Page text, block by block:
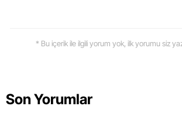
* Bu içerik ile ilgili yorum yok, ilk yorumu siz
Son Yorumlar